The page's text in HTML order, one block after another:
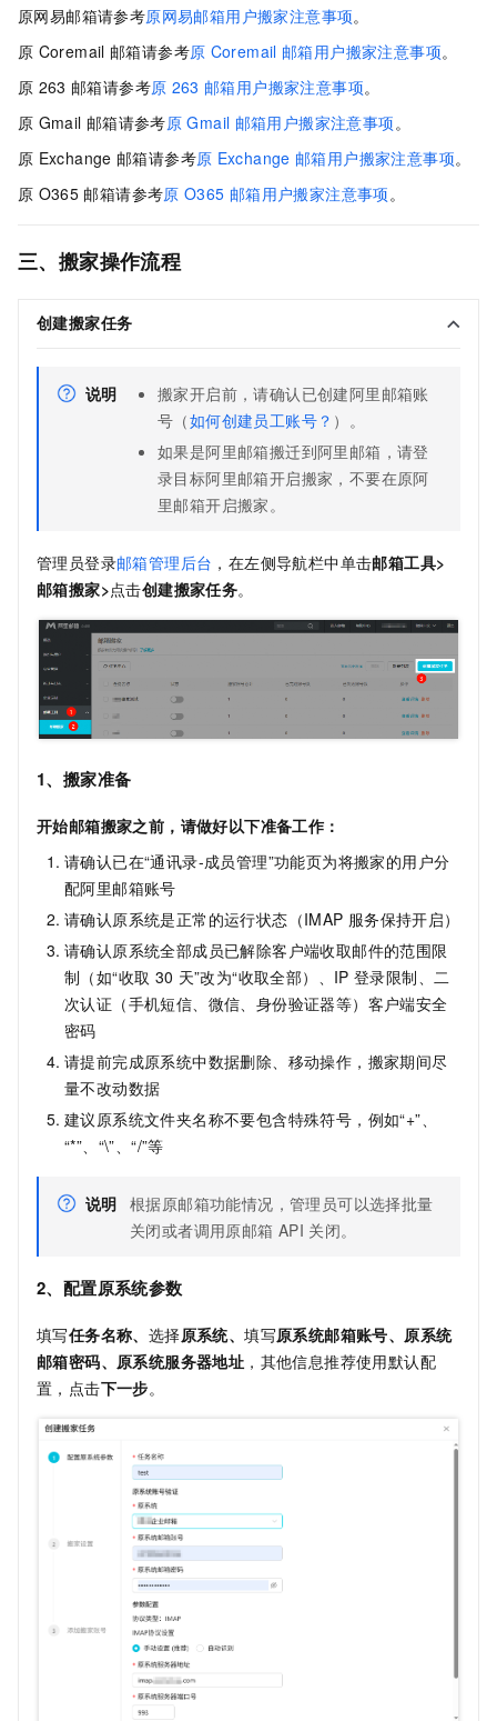
原网易邮箱请参考原网易邮箱用户搬家注意事项。
原 Coremail 邮箱请参考原 Coremail 邮箱用户搬家注意事项。
原 263 邮箱请参考原 263 邮箱用户搬家注意事项。
原 Gmail 邮箱请参考原 Gmail 邮箱用户搬家注意事项。
原 Exchange 邮箱请参考原 Exchange 邮箱用户搬家注意事项。
原 O365 邮箱请参考原 O365 邮箱用户搬家注意事项。
三、搬家操作流程
创建搬家任务
说明
搬家开启前，请确认已创建阿里邮箱账
号（如何创建员工账号？ ）。
如果是阿里邮箱搬迁到阿里邮箱，请登
录目标阿里邮箱开启搬家，不要在原阿
里邮箱开启搬家。
管理员登录邮箱管理后台 ，在左侧导航栏中单击邮箱工具>
邮箱搬家>点击创建搬家任务。
1、搬家准备
开始邮箱搬家之前，请做好以下准备工作：
请确认已在“通讯录-成员管理”功能页为将搬家的用户分
配阿里邮箱账号
请确认原系统是正常的运行状态（IMAP 服务保持开启）
请确认原系统全部成员已解除客户端收取邮件的范围限
制（如“收取 30 天”改为“收取全部）、IP 登录限制、二
次认证（手机短信、微信、身份验证器等）客户端安全
密码
请提前完成原系统中数据删除、移动操作，搬家期间尽
量不改动数据
建议原系统文件夹名称不要包含特殊符号，例如“+”、
“*”、“\”、“/”等
说明 根据原邮箱功能情况，管理员可以选择批量
关闭或者调用原邮箱 API 关闭。
2、配置原系统参数
填写任务名称、 选择原系统、填写原系统邮箱账号、原系统
邮箱密码、原系统服务器地址 ，其他信息推荐使用默认配
置，点击下一步。